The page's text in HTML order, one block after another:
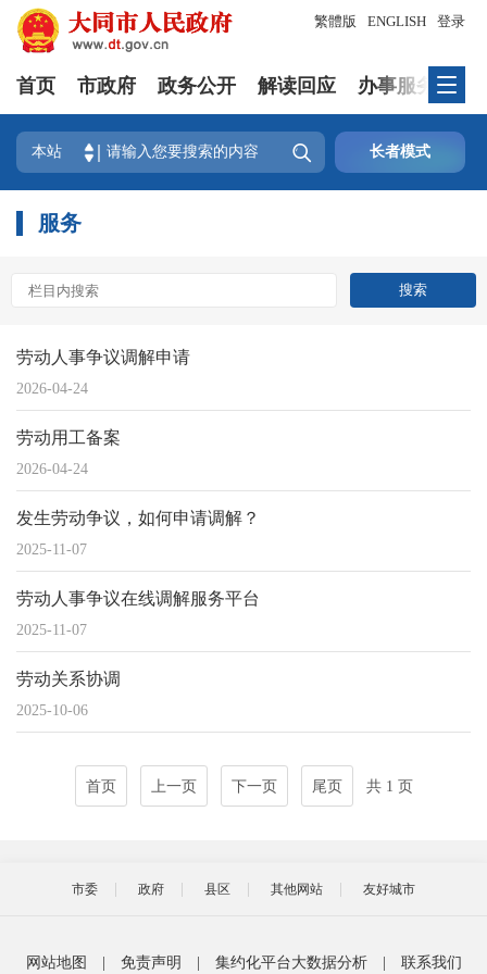
登录
繁體版 ENGLISH
首页 市政府 政务公开 解读回应 办事服务
本站  长者模式
服务
劳动人事争议调解申请
2026-04-24
劳动用工备案
2026-04-24
发生劳动争议，如何申请调解？
2025-11-07
劳动人事争议在线调解服务平台
2025-11-07
劳动关系协调
2025-10-06
首页 上一页 下一页 尾页 共 1 页
市委 政府 县区 其他网站 友好城市
网站地图 免责声明 集约化平台大数据分析 联系我们